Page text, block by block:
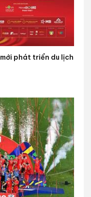
phát triển du lịch